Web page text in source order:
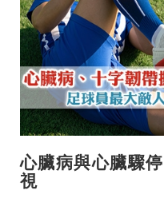
心臟病與心臟驟
視